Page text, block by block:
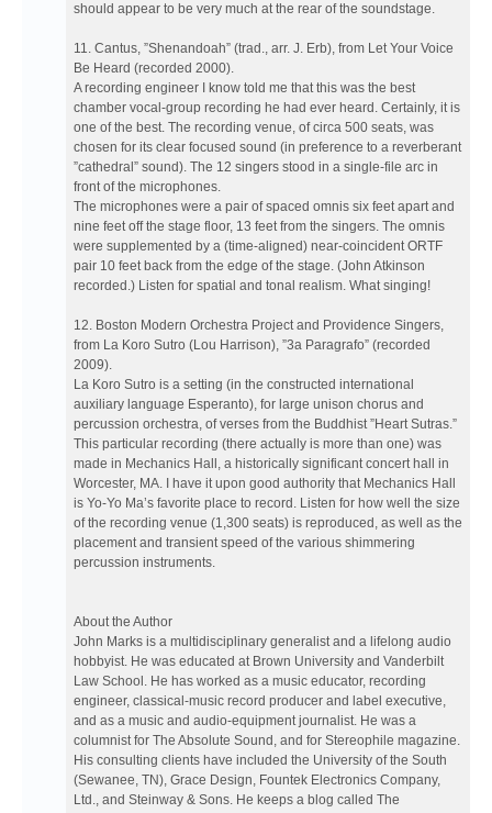
should appear to be very much at the rear of the soundstage.
11. Cantus, ”Shenandoah” (trad., arr. J. Erb), from Let Your Voice
Be Heard (recorded 2000).
A recording engineer I know told me that this was the best
chamber vocal-group recording he had ever heard. Certainly, it is
one of the best. The recording venue, of circa 500 seats, was
chosen for its clear focused sound (in preference to a reverberant
”cathedral” sound). The 12 singers stood in a single-file arc in
front of the microphones.
The microphones were a pair of spaced omnis six feet apart and
nine feet off the stage floor, 13 feet from the singers. The omnis
were supplemented by a (time-aligned) near-coincident ORTF
pair 10 feet back from the edge of the stage. (John Atkinson
recorded.) Listen for spatial and tonal realism. What singing!
12. Boston Modern Orchestra Project and Providence Singers,
from La Koro Sutro (Lou Harrison), ”3a Paragrafo” (recorded
2009).
La Koro Sutro is a setting (in the constructed international
auxiliary language Esperanto), for large unison chorus and
percussion orchestra, of verses from the Buddhist ”Heart Sutras.”
This particular recording (there actually is more than one) was
made in Mechanics Hall, a historically significant concert hall in
Worcester, MA. I have it upon good authority that Mechanics Hall
is Yo-Yo Ma’s favorite place to record. Listen for how well the size
of the recording venue (1,300 seats) is reproduced, as well as the
placement and transient speed of the various shimmering
percussion instruments.
About the Author
John Marks is a multidisciplinary generalist and a lifelong audio
hobbyist. He was educated at Brown University and Vanderbilt
Law School. He has worked as a music educator, recording
engineer, classical-music record producer and label executive,
and as a music and audio-equipment journalist. He was a
columnist for The Absolute Sound, and for Stereophile magazine.
His consulting clients have included the University of the South
(Sewanee, TN), Grace Design, Fountek Electronics Company,
Ltd., and Steinway & Sons. He keeps a blog called The